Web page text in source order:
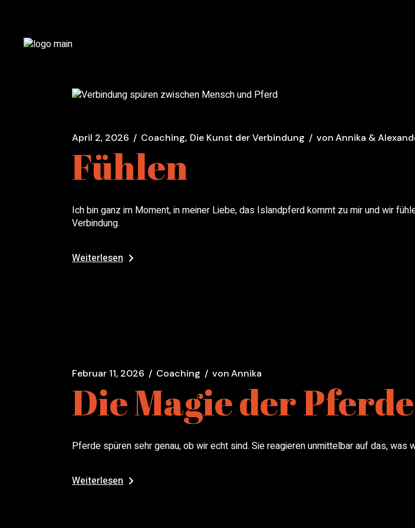
April 2, 2026 Coaching Die Kunst der Verbindung vonAnnika &
Fühlen
Ich bin ganz im Moment, in meiner Liebe, das Islandpferd kommt zu mir und wir
Verbindung.
Weiterlesen
Februar 11, 2026 Coaching vonAnnika
Die Magie der Pferde
Pferde spüren sehr genau, ob wir echt sind. Sie reagieren unmittelbar auf das, was
Weiterlesen